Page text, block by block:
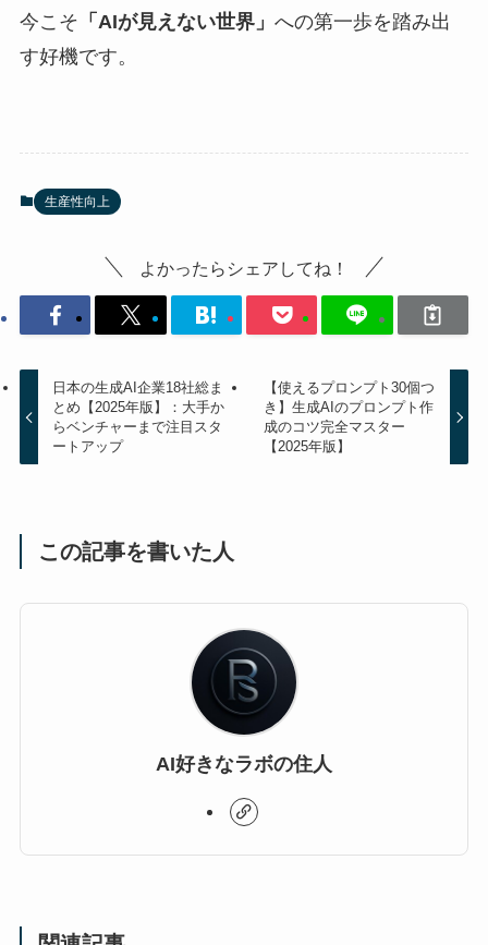
今こそ 「AIが見えない世界」 への第一歩を踏み出
す好機です。
生産性向上
よかったらシェアしてね！
日本の生成AI企業18社総ま
とめ【2025年版】：大手か
らベンチャーまで注目スタ
ートアップ
【使えるプロンプト30個つ
き】生成AIのプロンプト作
成のコツ完全マスター
【2025年版】
この記事を書いた人
AI好きなラボの住人